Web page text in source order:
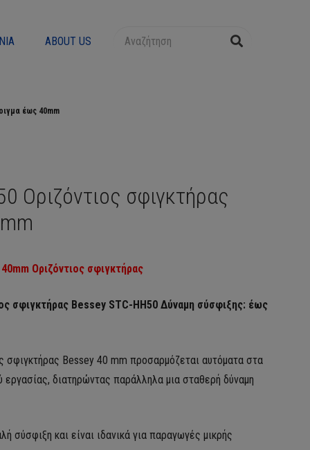
ABOUT US
έως 40mm
Οριζόντιος σφιγκτήρας
Οριζόντιος σφιγκτήρας
σφιγκτήρας Bessey STC-HH50 Δύναμη σύσφιξης: έως
σφιγκτήρας Bessey 40 mm προσαρμόζεται αυτόματα στα
εργασίας, διατηρώντας παράλληλα μια σταθερή δύναμη
σύσφιξη και είναι ιδανικά για παραγωγές μικρής